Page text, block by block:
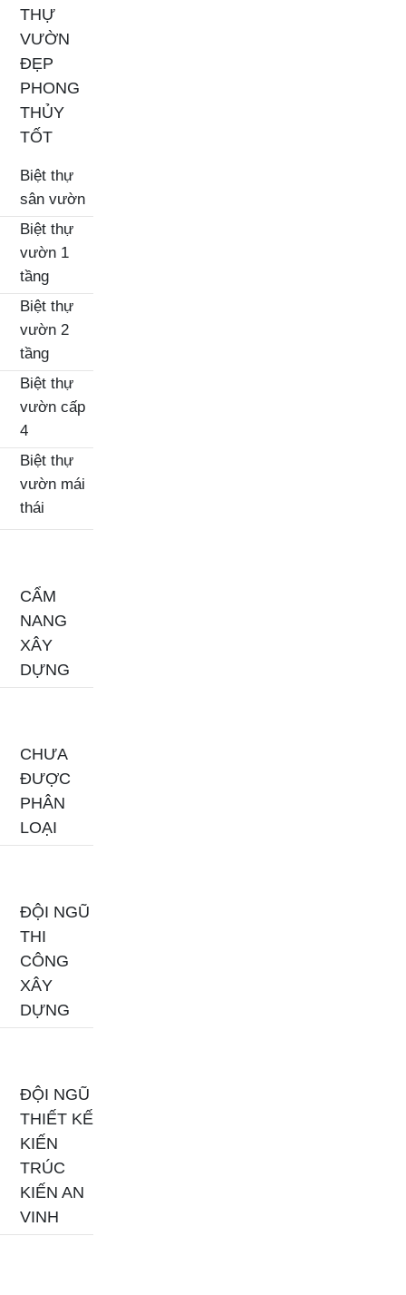
THỰ
VƯỜN
ĐẸP
PHONG
THỦY
TỐT
Biệt thự
sân vườn
Biệt thự
vườn 1
tầng
Biệt thự
vườn 2
tầng
Biệt thự
vườn cấp
4
Biệt thự
vườn mái
thái
CẨM
NANG
XÂY
DỰNG
CHƯA
ĐƯỢC
PHÂN
LOẠI
ĐỘI NGŨ
THI
CÔNG
XÂY
DỰNG
ĐỘI NGŨ
THIẾT KẾ
KIẾN
TRÚC
KIẾN AN
VINH